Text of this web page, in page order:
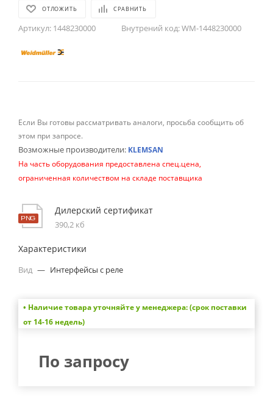
ОТЛОЖИТЬ СРАВНИТЬ
Артикул: 1448230000 Внутрений код:WM-1448230000
Если Вы готовы рассматривать аналоги, просьба сообщить об
этом при запросе.
Возможные производители: KLEMSAN
На часть оборудования предоставлена спец.цена,
ограниченная количеством на складе поставщика
Дилерский сертификат
390,2 кб
Характеристики
Вид — Интерфейсы с реле
• Наличие товара уточняйте у менеджера: (срок поставки
от 14-16 недель)
По запросу